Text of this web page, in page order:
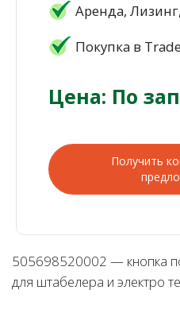
Аренда,
Покупка в
Цена: По
Получить
505698520002 — кнопка
для штабелера и электро